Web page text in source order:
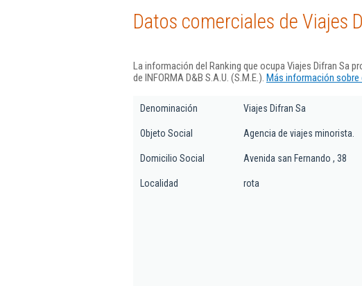
Datos comerciales de Viajes
La información del Ranking que ocupa Viajes Difran Sa
de INFORMA D&B S.A.U. (S.M.E.). Más información sobre
Denominación Viajes Difran Sa
Objeto Social Agencia de viajes minorista.
Domicilio Social Avenida san Fernando , 38
Localidad rota